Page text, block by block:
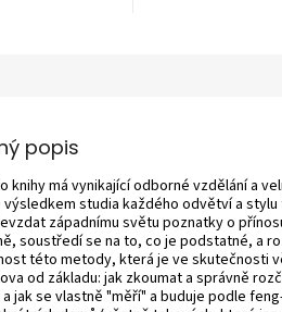
popis
knihy má vynikající odborné vzdělání a
výsledkem studia každého odvětví a stylu
západnímu světu poznatky o
soustředí se na to, co je podstatné, a
této metody, která je ve skutečnosti
od základu: jak zkoumat a správně
jak se vlastně "měří" a buduje podle